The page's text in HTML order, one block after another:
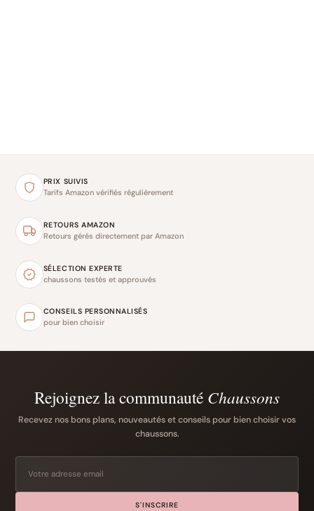
PRIX SUIVIS
Tarifs Amazon vérifiés régulièrement
RETOURS AMAZON
Retours gérés directement par Amazon
SÉLECTION EXPERTE
chaussons testés et approuvés
CONSEILS PERSONNALISÉS
pour bien choisir
Rejoignez la communauté Chaussons
Recevez nos bons plans, nouveautés et conseils pour bien choisir vos
chaussons.
S'INSCRIRE